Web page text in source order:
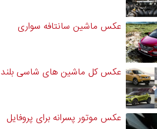
عکس ماشین سانتافه سواری
عکس کل ماشین های شاسی بلند
عکس موتور پسرانه برای پروفایل